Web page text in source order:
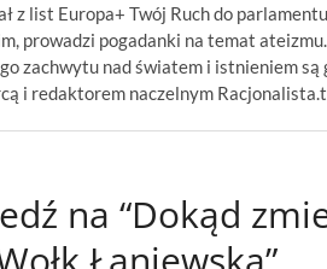
z list Europa+ Twój Ruch do
prowadzi pogadanki na temat
zachwytu nad światem i istnieniem są
i redaktorem naczelnym
na “Dokąd